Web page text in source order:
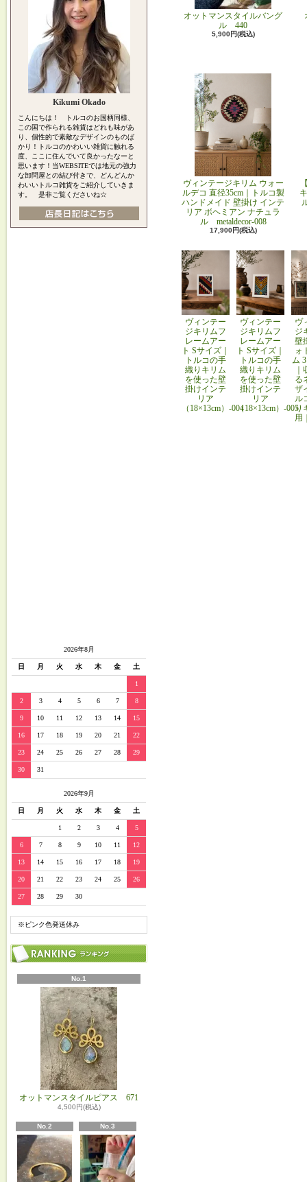
Kikumi Okado
こんにちは！ トルコのお国柄同様、
この国で作られる雑貨はどれも味があ
り、個性的で素敵なデザインのものば
かり！トルコのかわいい雑貨に触れる
度、ここに住んでいて良かったなーと
思います！当WEBSITEでは地元の強力
な卸問屋との結び付きで、どんどんか
わいいトルコ雑貨をご紹介していきま
す。 是非ご覧くださいね☆
2026年8月
日 月 火 水 木 金 土
1
2 3 4 5 6 7 8
9 10 11 12 13 14 15
16 17 18 19 20 21 22
23 24 25 26 27 28 29
30 31
2026年9月
日 月 火 水 木 金 土
1 2 3 4 5
6 7 8 9 10 11 12
13 14 15 16 17 18 19
20 21 22 23 24 25 26
27 28 29 30
※ピンク色発送休み
No.1
オットマンスタイルピアス 671
4,500円(税込)
No.2 No.3
オットマンスタイルバング
ル 440
5,900円(税込)
ヴィンテージキリム ウォー
ルデコ 直径35cm｜トルコ製
ハンドメイド 壁掛け インテ
リア ボヘミアン ナチュラ
ル metaldecor-008
17,900円(税込)
ヴィンテー
ジキリムフ
レームアー
ト Sサイズ｜
トルコの手
織りキリム
を使った壁
掛けインテ
リア
（18×13cm）-004
ヴィンテー
ジキリムフ
レームアー
ト Sサイズ｜
トルコの手
織りキリム
を使った壁
掛けインテ
リア
（18×13cm）-005
ヴ
ジ
壁
ォ
ム
る
ザ
ル
り
用